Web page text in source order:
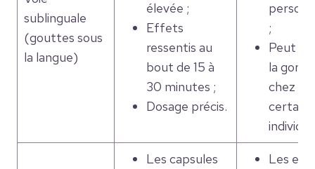
sublinguale
(gouttes sous
la langue)
élevée ;
Effets
ressentis au
bout de 15 à
30 minutes ;
Dosage précis.
;
Peut
la gorge
chez
certains
Les capsules
Les